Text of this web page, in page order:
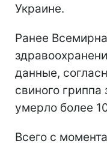
Украине.
Ранее
данные,
свиного
умерло более
Всего с